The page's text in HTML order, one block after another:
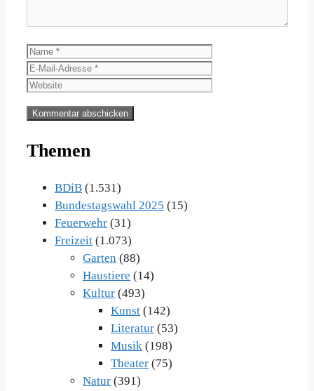
Name
Themen
BDiB (1.531)
Bundestagswahl 2025 (15)
Feuerwehr (31)
Freizeit (1.073)
Garten (88)
Haustiere (14)
Kultur (493)
Kunst (142)
Literatur (53)
Musik (198)
Theater (75)
Natur (391)